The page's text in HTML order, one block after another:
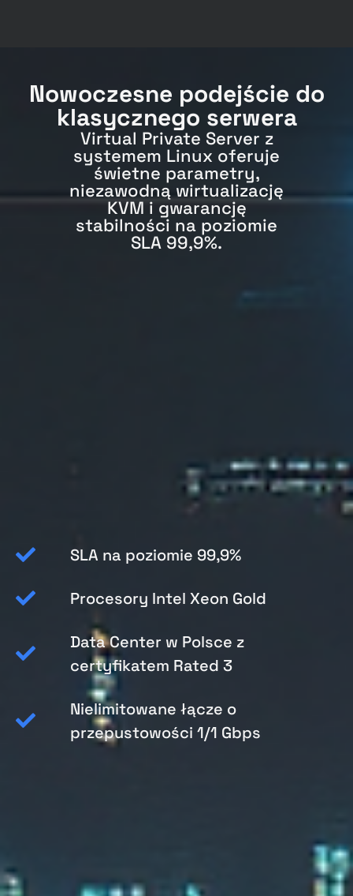
Nowoczesne podejście do
klasycznego serwera
Virtual Private Server z
systemem Linux oferuje
świetne parametry,
niezawodną wirtualizację
KVM i gwarancję
stabilności na poziomie
SLA 99,9%.
SLA na poziomie 99,9%
Procesory Intel Xeon Gold
Data Center w Polsce z
certyfikatem Rated 3
Nielimitowane łącze o
przepustowości 1/1 Gbps